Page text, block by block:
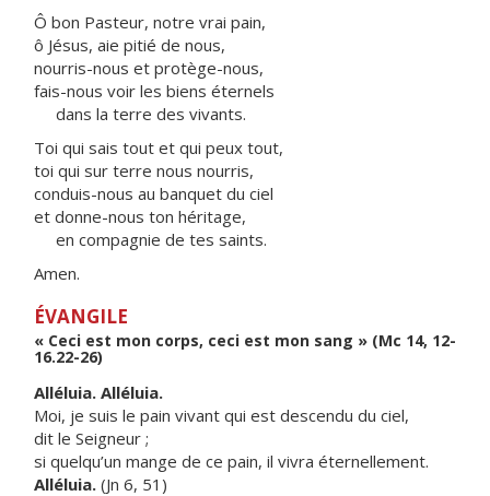
Ô bon Pasteur, notre vrai pain,
ô Jésus, aie pitié de nous,
nourris-nous et protège-nous,
fais-nous voir les biens éternels
dans la terre des vivants.
Toi qui sais tout et qui peux tout,
toi qui sur terre nous nourris,
conduis-nous au banquet du ciel
et donne-nous ton héritage,
en compagnie de tes saints.
Amen.
ÉVANGILE
« Ceci est mon corps, ceci est mon sang » (Mc 14, 12-
16.22-26)
Alléluia. Alléluia.
Moi, je suis le pain vivant qui est descendu du ciel,
dit le Seigneur ;
si quelqu’un mange de ce pain, il vivra éternellement.
Alléluia. (Jn 6, 51)